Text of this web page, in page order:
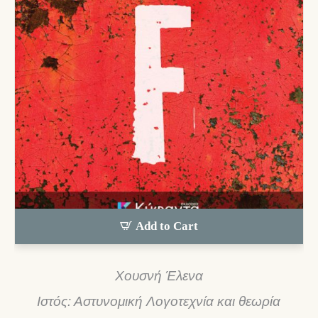
Add to Cart
Χουσνή Έλενα
Ιστός: Αστυνομική Λογοτεχνία και θεωρία